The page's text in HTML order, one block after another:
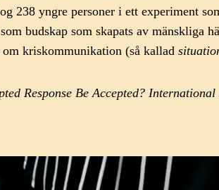
238 yngre personer i ett experiment
budskap som skapats av mänskliga
kriskommunikation (så kallad
Response Be Accepted?